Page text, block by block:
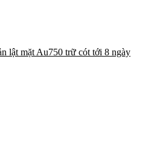
lật mặt Au750 trữ cót tới 8 ngày